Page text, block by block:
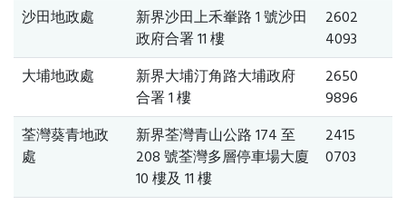
沙田地政處
新界沙田上禾輋路 1 號沙田
政府合署 11 樓
2602
4093
大埔地政處
新界大埔汀角路大埔政府
合署 1 樓
2650
9896
荃灣葵青地政
處
新界荃灣青山公路 174 至
208 號荃灣多層停車場大廈
10 樓及 11 樓
2415
0703